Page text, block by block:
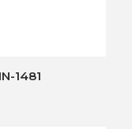
1481